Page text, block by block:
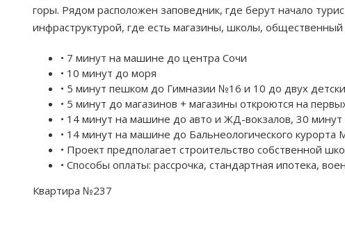
горы. Рядом расположен заповедник, где берут начало
инфраструктурой, где есть магазины, школы, общественный
• 7 минут на машине до центра Сочи
• 10 минут до моря
• 5 минут пешком до Гимназии №16 и 10 до двух
• 5 минут до магазинов + магазины откроются на
• 14 минут на машине до авто и ЖД-вокзалов, 30 минут
• 14 минут на машине до Бальнеологического курорта
• Проект предполагает строительство собственной
• Способы оплаты: рассрочка, стандартная ипотека,
Квартира №237